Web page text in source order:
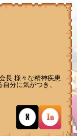
疾患
分に気がつき、